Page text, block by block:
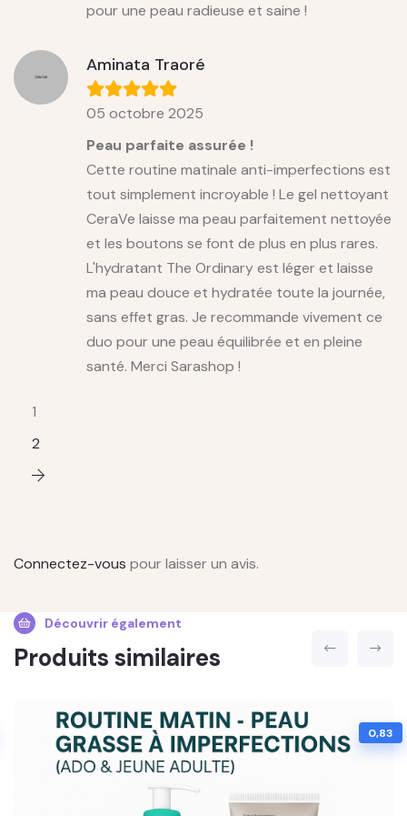
pour une peau radieuse et saine !
Aminata Traoré
05 octobre 2025
Peau parfaite assurée !
Cette routine matinale anti-imperfections est
tout simplement incroyable ! Le gel nettoyant
CeraVe laisse ma peau parfaitement nettoyée
et les boutons se font de plus en plus rares.
L'hydratant The Ordinary est léger et laisse
ma peau douce et hydratée toute la journée,
sans effet gras. Je recommande vivement ce
duo pour une peau équilibrée et en pleine
santé. Merci Sarashop !
1
2
Connectez-vous pour laisser un avis.
Découvrir également
Produits similaires
0,83